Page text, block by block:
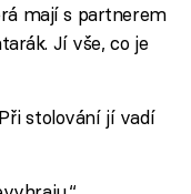
mají s partnerem
Jí vše, co je
stolování jí vadí